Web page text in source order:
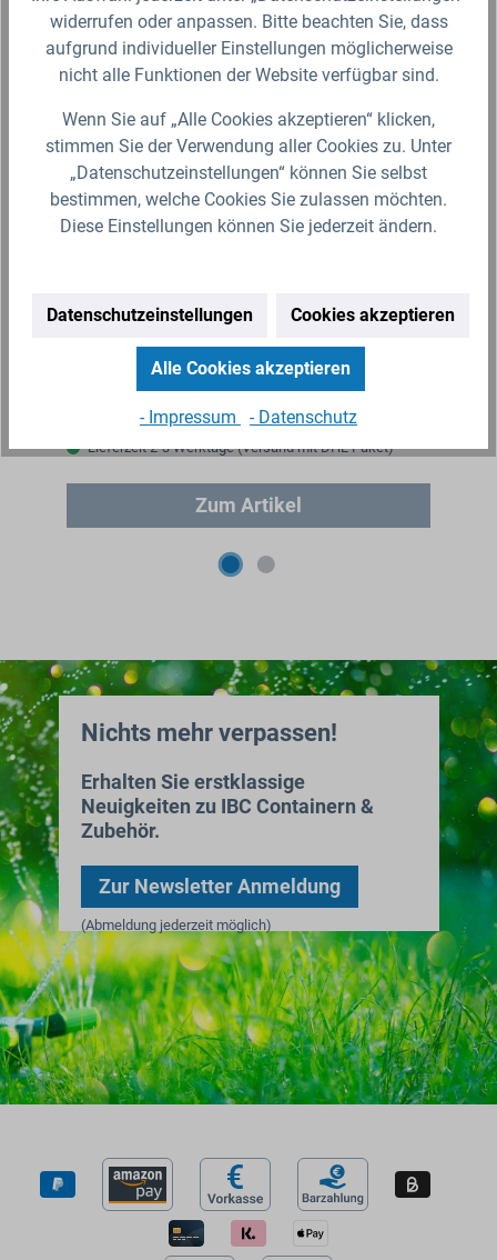
Rain Bird PopUp Getrieberegner 3504 mit
Meistverkaufter 1/2" Regner in Europa. Der
Versenkregner verfügt über…
Lieferzeit 2-3 Werktage (Versand mit DHL Paket)
Zum Artikel
Nichts mehr verpassen!
Erhalten Sie erstklassige
Neuigkeiten zu IBC Containern &
Zubehör.
Zur Newsletter Anmeldung
(Abmeldung jederzeit möglich)
widerrufen oder anpassen. Bitte beachten Sie, dass
aufgrund individueller Einstellungen möglicherweise
nicht alle Funktionen der Website verfügbar sind.
Wenn Sie auf „Alle Cookies akzeptieren“ klicken,
stimmen Sie der Verwendung aller Cookies zu. Unter
„Datenschutzeinstellungen“ können Sie selbst
bestimmen, welche Cookies Sie zulassen möchten.
Diese Einstellungen können Sie jederzeit ändern.
Datenschutzeinstellungen Cookies akzeptieren
Alle Cookies akzeptieren
- Impressum - Datenschutz